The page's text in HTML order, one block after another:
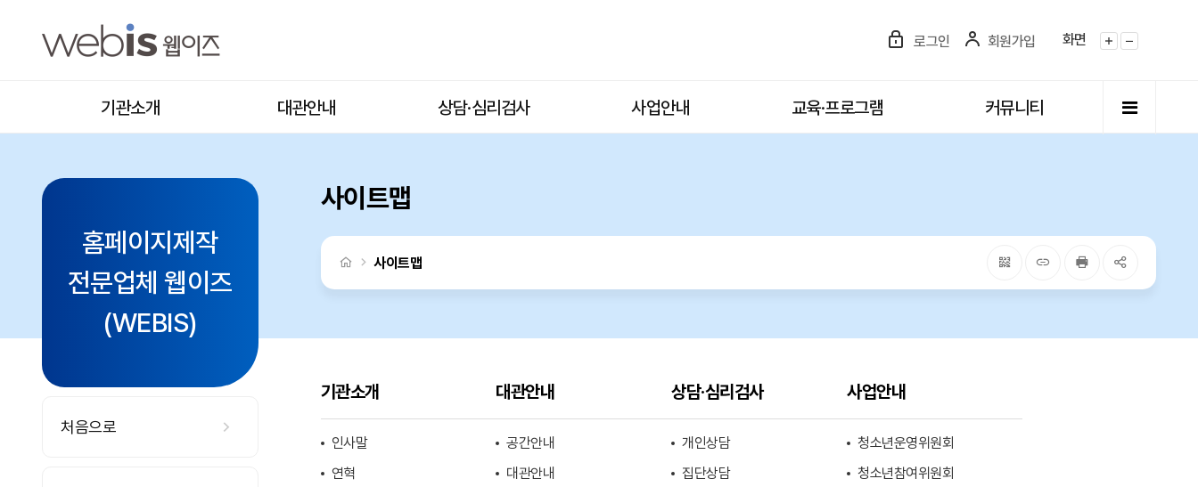
로그인
회원가입
화면
화면확대화면축소
기관소개 대관안내 상담·심리검사 사업안내 교육·프로그램 커뮤니티 전체메
사이트맵
처음으로
사이트맵 QRcode 주소복사프린터
기관소개
인사말
연혁
대관안내
공간안내
대관안내
상담·심리검사
개인상담
집단상담
사업안내
청소년운영위원회
청소년참여위원회
홈페이지제작
전문업체 웹이즈
(WEBIS)
처음으로